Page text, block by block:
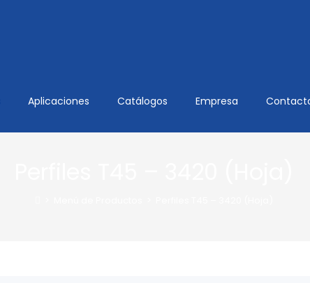
Aplicaciones Catálogos Empresa